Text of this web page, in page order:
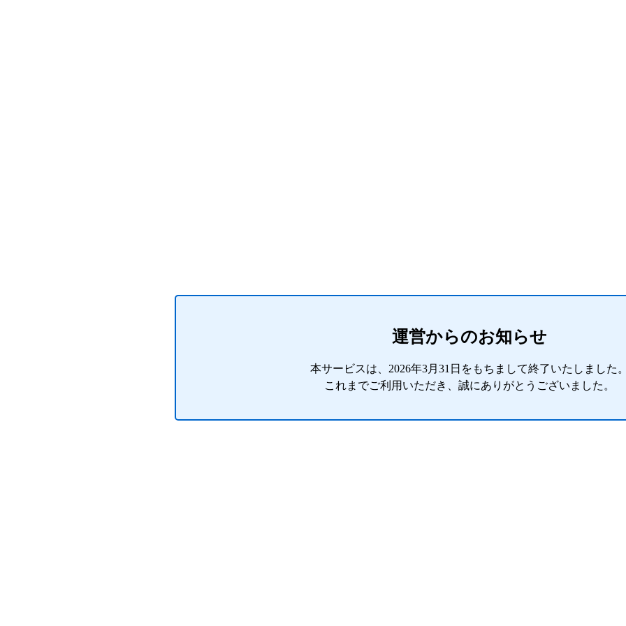
運営からのお知らせ
本サービスは、2026年3月31日をもちまして終了いたしました
これまでご利用いただき、誠にありがとうございました。